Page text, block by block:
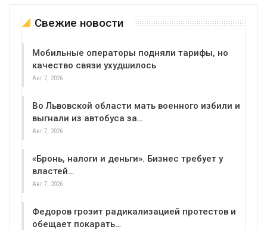
Свежие новости
Мобильные операторы подняли тарифы, но
качество связи ухудшилось
Авг 7, 2026
Во Львовской области мать военного избили и
выгнали из автобуса за…
Авг 7, 2026
«Бронь, налоги и деньги». Бизнес требует у
властей…
Авг 7, 2026
Федоров грозит радикализацией протестов и
обещает покарать…